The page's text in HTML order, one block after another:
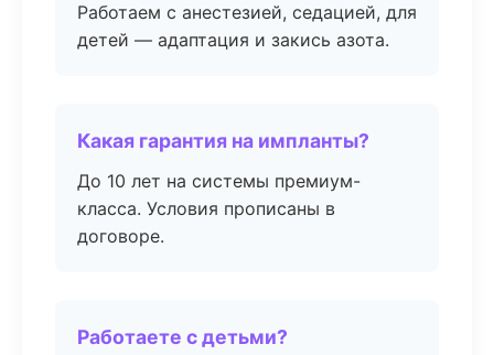
Работаем с анестезией, седацией, для
детей — адаптация и закись азота.
Какая гарантия на импланты?
До 10 лет на системы премиум-
класса. Условия прописаны в
договоре.
Работаете с детьми?